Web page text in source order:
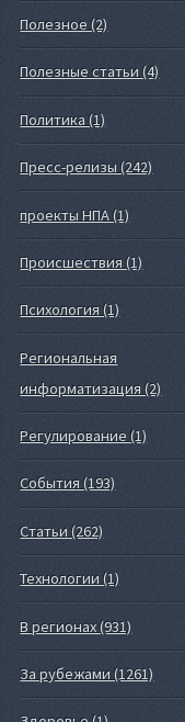
Полезное (2)
Полезные статьи (4)
Политика (1)
Пресс-релизы (242)
проекты НПА (1)
Происшествия (1)
Психология (1)
Региональная
информатизация (2)
Регулирование (1)
События (193)
Статьи (262)
Технологии (1)
В регионах (931)
За рубежами (1261)